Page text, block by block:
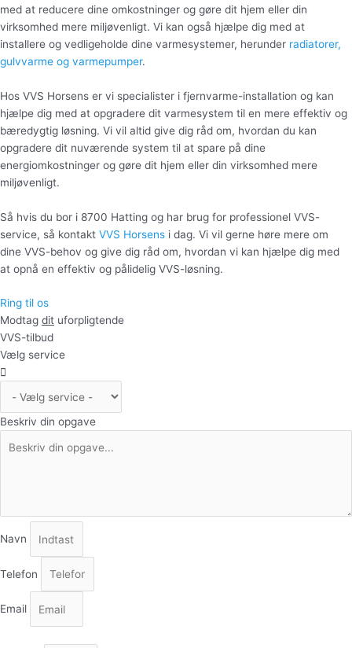
med at reducere dine omkostninger og gøre dit hjem eller din
virksomhed mere miljøvenligt. Vi kan også hjælpe dig med at
installere og vedligeholde dine varmesystemer, herunder radiatorer,
gulvvarme og varmepumper.
Hos VVS Horsens er vi specialister i fjernvarme-installation og kan
hjælpe dig med at opgradere dit varmesystem til en mere effektiv og
bæredygtig løsning. Vi vil altid give dig råd om, hvordan du kan
opgradere dit nuværende system til at spare på dine
energiomkostninger og gøre dit hjem eller din virksomhed mere
miljøvenligt.
Så hvis du bor i 8700 Hatting og har brug for professionel VVS-
service, så kontakt VVS Horsens i dag. Vi vil gerne høre mere om
dine VVS-behov og give dig råd om, hvordan vi kan hjælpe dig med
at opnå en effektiv og pålidelig VVS-løsning.
Ring til os
Modtag dit uforpligtende
VVS-tilbud
Vælg service
Beskriv din opgave
Navn
Telefon
Email